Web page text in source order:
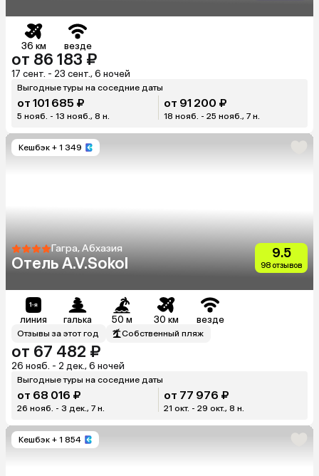
36 км везде
от 86 183 ₽
17 сент. - 23 сент., 6 ночей
Выгодные туры на соседние даты
от 101 685 ₽
5 нояб. - 13 нояб., 8 н.
от 91 200 ₽
18 нояб. - 25 нояб., 7 н.
Кешбэк + 1 349
Гагра, Абхазия
Отель A.V.Sokol
9.5
98 отзывов
линия галька 50 м 30 км везде
Отзывы за этот год Собственный пляж
от 67 482 ₽
26 нояб. - 2 дек., 6 ночей
Выгодные туры на соседние даты
от 68 016 ₽
26 нояб. - 3 дек., 7 н.
от 77 976 ₽
21 окт. - 29 окт., 8 н.
Кешбэк + 1 854